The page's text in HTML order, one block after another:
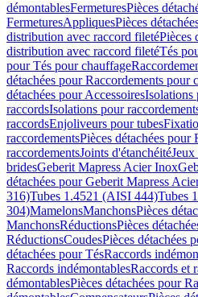
démontablesFermeturesPièces
FermeturesAppliquesPièces
distribution avec raccord filetéPièces
distribution avec raccord filetéTés
pour Tés pour chauffage
détachées pour Raccordements pour
détachées pour AccessoiresIsolations
raccordsIsolations pour
raccordsEnjoliveurs pour tubes
raccordementsPièces détachées pour
raccordementsJoints d'étanchéitéJeux
bridesGeberit Mapress Acier Inox
détachées pour Geberit Mapress
316)Tubes 1.4521 (AISI 444)Tubes
304)MamelonsManchonsPièces
ManchonsRéductionsPièces
RéductionsCoudesPièces détachées
détachées pour TésRaccords
Raccords indémontablesRaccords et
démontablesPièces détachées pour